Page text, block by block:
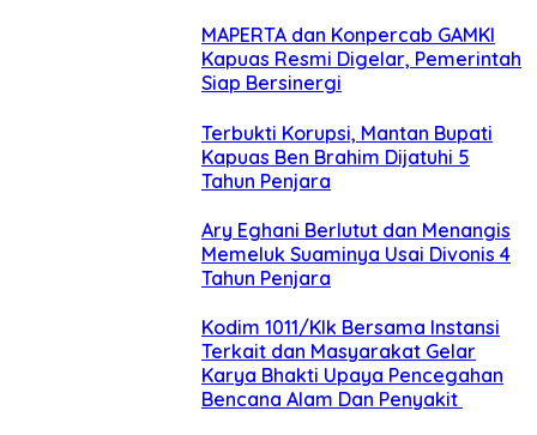
MAPERTA dan Konpercab GAMKI
Kapuas Resmi Digelar, Pemerintah
Siap Bersinergi
Terbukti Korupsi, Mantan Bupati
Kapuas Ben Brahim Dijatuhi 5
Tahun Penjara
Ary Eghani Berlutut dan Menangis
Memeluk Suaminya Usai Divonis 4
Tahun Penjara
Kodim 1011/Klk Bersama Instansi
Terkait dan Masyarakat Gelar
Karya Bhakti Upaya Pencegahan
Bencana Alam Dan Penyakit